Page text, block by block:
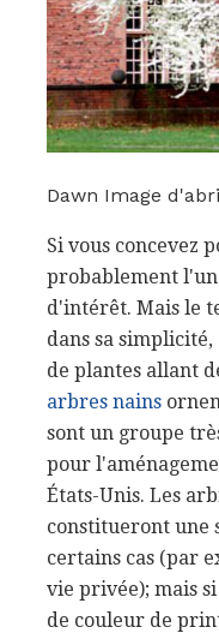
Dawn Image
Si vous concevez
probablement
d'intérêt. Mais le
dans sa
de plantes allant
arbres nains
sont un groupe
pour
États-Unis. Les
constitueront une
certains cas (par
vie privée); mais
de couleur de